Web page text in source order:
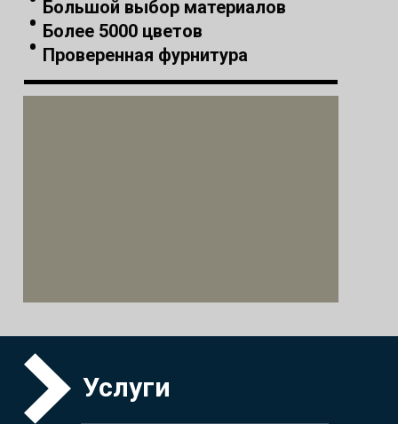
Большой выбор материалов
Более 5000 цветов
Проверенная фурнитура
Услуги